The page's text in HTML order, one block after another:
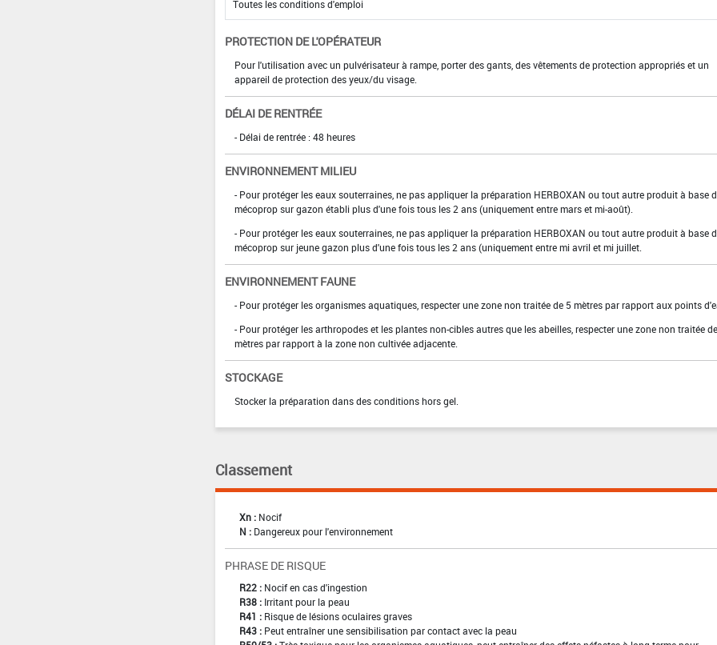
PROTECTION DE L'OPÉRATEUR
Pour l'utilisation avec un pulvérisateur à rampe, porter des gants, des vêtements de protection appropriés et un
appareil de protection des yeux/du visage.
DÉLAI DE RENTRÉE
- Délai de rentrée : 48 heures
ENVIRONNEMENT MILIEU
- Pour protéger les eaux souterraines, ne pas appliquer la préparation HERBOXAN ou tout autre produit à base
mécoprop sur gazon établi plus d'une fois tous les 2 ans (uniquement entre mars et mi-août).
- Pour protéger les eaux souterraines, ne pas appliquer la préparation HERBOXAN ou tout autre produit à base
mécoprop sur jeune gazon plus d'une fois tous les 2 ans (uniquement entre mi avril et mi juillet.
ENVIRONNEMENT FAUNE
- Pour protéger les organismes aquatiques, respecter une zone non traitée de 5 mètres par rapport aux points
- Pour protéger les arthropodes et les plantes non-cibles autres que les abeilles, respecter une zone non traitée
mètres par rapport à la zone non cultivée adjacente.
STOCKAGE
Stocker la préparation dans des conditions hors gel.
Classement
Xn : Nocif
N : Dangereux pour l'environnement
PHRASE DE RISQUE
R22 : Nocif en cas d'ingestion
R38 : Irritant pour la peau
R41 : Risque de lésions oculaires graves
R43 : Peut entraîner une sensibilisation par contact avec la peau